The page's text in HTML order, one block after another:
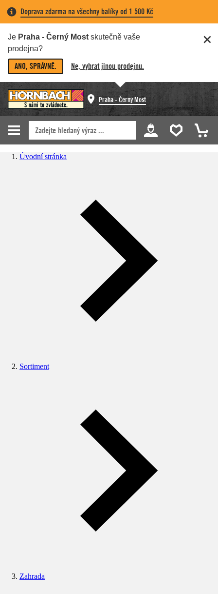
Doprava zdarma na všechny balíky od 1 500 Kč
Je Praha - Černý Most skutečně vaše
prodejna?
ANO, SPRÁVNĚ. Ne, vybrat jinou prodejnu.
Praha - Černý Most
Úvodní stránka
Sortiment
Zahrada